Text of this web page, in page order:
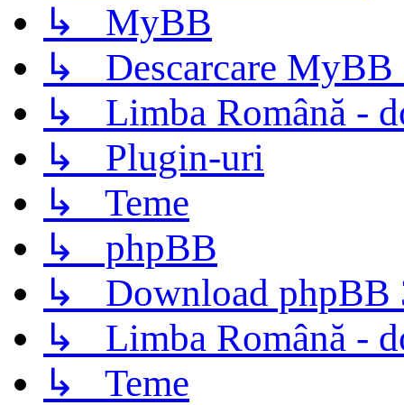
↳ MyBB
↳ Descarcare MyBB
↳ Limba Română -
↳ Plugin-uri
↳ Teme
↳ phpBB
↳ Download phpBB
↳ Limba Română -
↳ Teme